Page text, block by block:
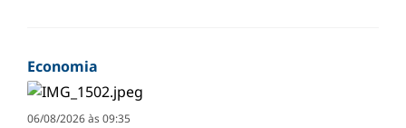
Economia
06/08/2026 às 09:35